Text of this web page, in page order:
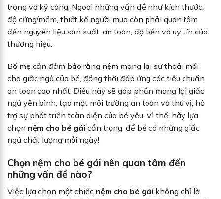
trọng và kỹ càng. Ngoài những vấn đề như kích thước,
độ cứng/mềm, thiết kế người mua còn phải quan tâm
đến nguyên liệu sản xuất, an toàn, độ bền và uy tín của
thương hiệu.
Bố mẹ cần đảm bảo rằng nệm mang lại sự thoải mái
cho giấc ngủ của bé, đồng thời đáp ứng các tiêu chuẩn
an toàn cao nhất. Điều này sẽ góp phần mang lại giấc
ngủ yên bình, tạo một môi trường an toàn và thú vị, hỗ
trợ sự phát triển toàn diện của bé yêu. Vì thế, hãy lựa
chọn nệm cho bé gái cẩn trọng, để bé có những giấc
ngủ chất lượng mỗi ngày!
Chọn nệm cho bé gái nên quan tâm đến
những vấn đề nào?
Việc lựa chọn một chiếc nệm cho bé gái không chỉ là